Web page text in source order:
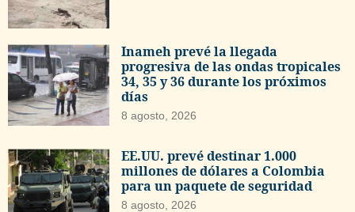
Inameh prevé la llegada
progresiva de las ondas tropicales
34, 35 y 36 durante los próximos
días
8 agosto, 2026
EE.UU. prevé destinar 1.000
millones de dólares a Colombia
para un paquete de seguridad
8 agosto, 2026